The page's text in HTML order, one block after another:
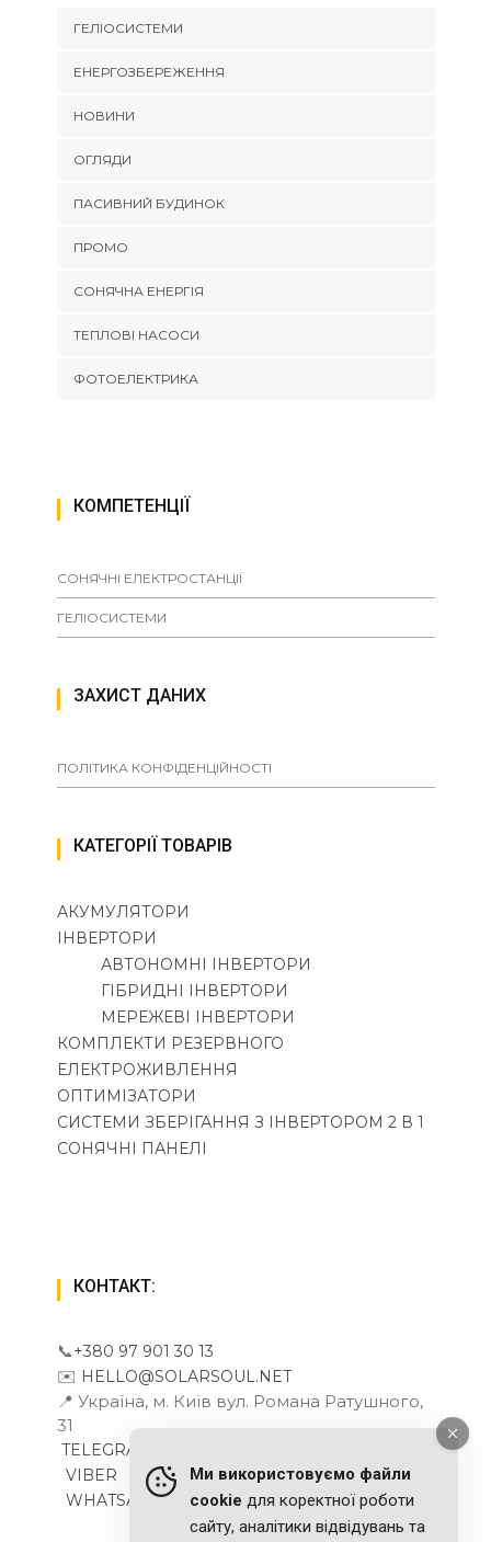
ГЕЛІОСИСТЕМИ
ЕНЕРГОЗБЕРЕЖЕННЯ
НОВИНИ
ОГЛЯДИ
ПАСИВНИЙ БУДИНОК
ПРОМО
СОНЯЧНА ЕНЕРГІЯ
ТЕПЛОВІ НАСОСИ
ФОТОЕЛЕКТРИКА
КОМПЕТЕНЦІЇ
СОНЯЧНІ ЕЛЕКТРОСТАНЦІЇ
ГЕЛІОСИСТЕМИ
ЗАХИСТ ДАНИХ
ПОЛІТИКА КОНФІДЕНЦІЙНОСТІ
КАТЕГОРІЇ ТОВАРІВ
АКУМУЛЯТОРИ
ІНВЕРТОРИ
АВТОНОМНІ ІНВЕРТОРИ
ГІБРИДНІ ІНВЕРТОРИ
МЕРЕЖЕВІ ІНВЕРТОРИ
КОМПЛЕКТИ РЕЗЕРВНОГО
ЕЛЕКТРОЖИВЛЕННЯ
ОПТИМІЗАТОРИ
СИСТЕМИ ЗБЕРІГАННЯ З ІНВЕРТОРОМ 2 В 1
СОНЯЧНІ ПАНЕЛІ
КОНТАКТ:
📞+380 97 901 30 13
✉️ HELLO@SOLARSOUL.NET
📍 Україна, м. Київ вул. Романа Ратушного,
31
TELEGRAM
VIBER
WHATSAPP
Ми використовуємо файли
cookie для коректної роботи
сайту, аналітики відвідувань та